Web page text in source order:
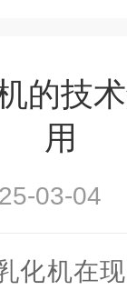
的技
用
03-
机在现